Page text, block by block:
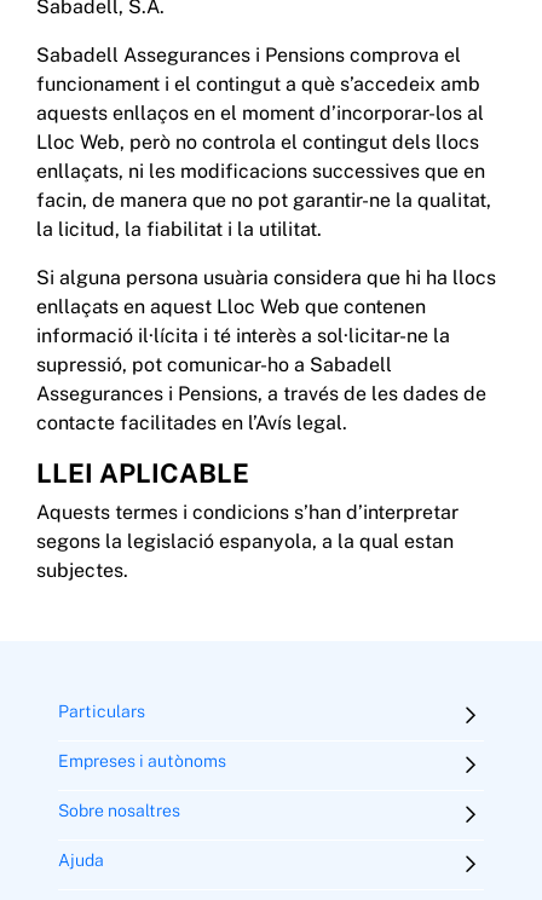
Sabadell, S.A.
Sabadell Assegurances i Pensions comprova el
funcionament i el contingut a què s’accedeix amb
aquests enllaços en el moment d’incorporar-los al
Lloc Web, però no controla el contingut dels llocs
enllaçats, ni les modificacions successives que en
facin, de manera que no pot garantir-ne la qualitat,
la licitud, la fiabilitat i la utilitat.
Si alguna persona usuària considera que hi ha llocs
enllaçats en aquest Lloc Web que contenen
informació il·lícita i té interès a sol·licitar-ne la
supressió, pot comunicar-ho a Sabadell
Assegurances i Pensions, a través de les dades de
contacte facilitades en l’Avís legal.
LLEI APLICABLE
Aquests termes i condicions s’han d’interpretar
segons la legislació espanyola, a la qual estan
subjectes.
Particulars
Empreses i autònoms
Sobre nosaltres
Ajuda